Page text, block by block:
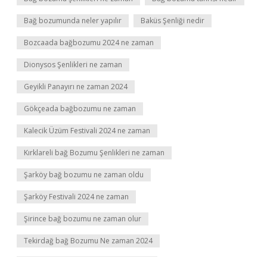
Bağ bozumunda neler yapılır Baküs Şenliği nedir
Bozcaada bağbozumu 2024 ne zaman
Dionysos Şenlikleri ne zaman
Geyikli Panayırı ne zaman 2024
Gökçeada bağbozumu ne zaman
Kalecik Üzüm Festivali 2024 ne zaman
Kırklareli bağ Bozumu Şenlikleri ne zaman
Şarköy bağ bozumu ne zaman oldu
Şarköy Festivali 2024 ne zaman
Şirince bağ bozumu ne zaman olur
Tekirdağ bağ Bozumu Ne zaman 2024